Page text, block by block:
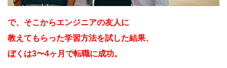
で、そこからエンジニアの友人に
教えてもらった学習方法を試した結果、
ぼくは3〜4ヶ月で転職に成功。